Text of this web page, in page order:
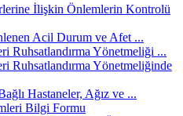
İlişkin Önlemlerin Kontrolü
Acil Durum ve Afet ...
Ruhsatlandırma Yönetmeliği ...
Ruhsatlandırma Yönetmeliğinde
Hastaneler, Ağız ve ...
Bilgi Formu